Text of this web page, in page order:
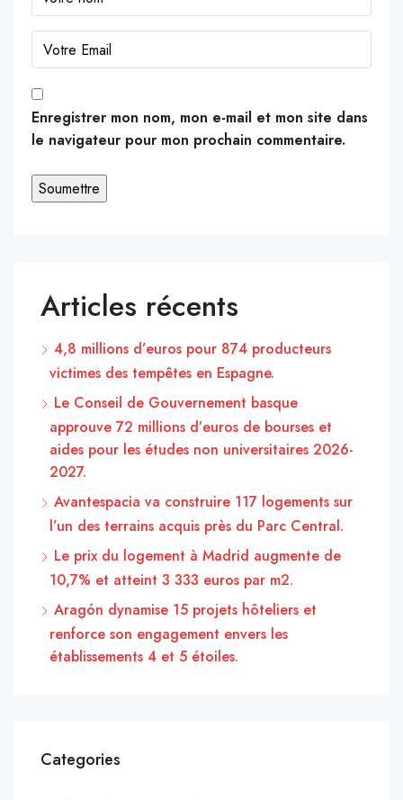
Enregistrer mon nom, mon e-mail et mon site dans
le navigateur pour mon prochain commentaire.
Articles récents
4,8 millions d’euros pour 874 producteurs
victimes des tempêtes en Espagne.
Le Conseil de Gouvernement basque
approuve 72 millions d’euros de bourses et
aides pour les études non universitaires 2026-
2027.
Avantespacia va construire 117 logements sur
l’un des terrains acquis près du Parc Central.
Le prix du logement à Madrid augmente de
10,7% et atteint 3 333 euros par m2.
Aragón dynamise 15 projets hôteliers et
renforce son engagement envers les
établissements 4 et 5 étoiles.
Categories